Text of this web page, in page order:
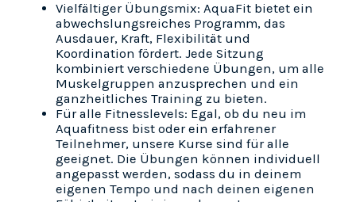
Vielfältiger Übungsmix: AquaFit bietet ein
abwechslungsreiches Programm, das
Ausdauer, Kraft, Flexibilität und
Koordination fördert. Jede Sitzung
kombiniert verschiedene Übungen, um alle
Muskelgruppen anzusprechen und ein
ganzheitliches Training zu bieten.
Für alle Fitnesslevels: Egal, ob du neu im
Aquafitness bist oder ein erfahrener
Teilnehmer, unsere Kurse sind für alle
geeignet. Die Übungen können individuell
angepasst werden, sodass du in deinem
eigenen Tempo und nach deinen eigenen